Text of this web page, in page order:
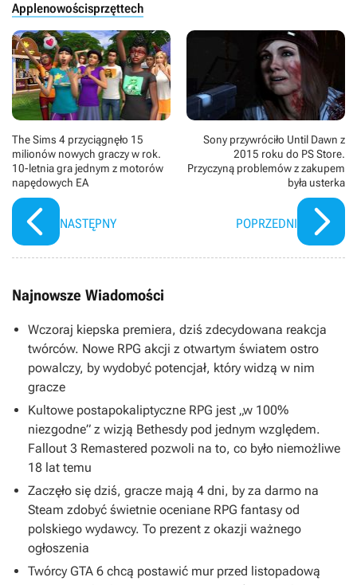
Applenowościsprzęttech
The Sims 4 przyciągnęło 15
milionów nowych graczy w rok.
10-letnia gra jednym z motorów
napędowych EA
NASTĘPNY
Sony przywróciło Until Dawn z
2015 roku do PS Store.
Przyczyną problemów z zakupem
była usterka
POPRZEDNI
Najnowsze Wiadomości
Wczoraj kiepska premiera, dziś zdecydowana reakcja
twórców. Nowe RPG akcji z otwartym światem ostro
powalczy, by wydobyć potencjał, który widzą w nim
gracze
Kultowe postapokaliptyczne RPG jest „w 100%
niezgodne” z wizją Bethesdy pod jednym względem.
Fallout 3 Remastered pozwoli na to, co było niemożliwe
18 lat temu
Zaczęło się dziś, gracze mają 4 dni, by za darmo na
Steam zdobyć świetnie oceniane RPG fantasy od
polskiego wydawcy. To prezent z okazji ważnego
ogłoszenia
Twórcy GTA 6 chcą postawić mur przed listopadową